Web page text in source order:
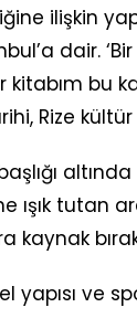
ilişkin
dair.
kitabım bu
Rize
ışık tutan
kaynak
yapısı